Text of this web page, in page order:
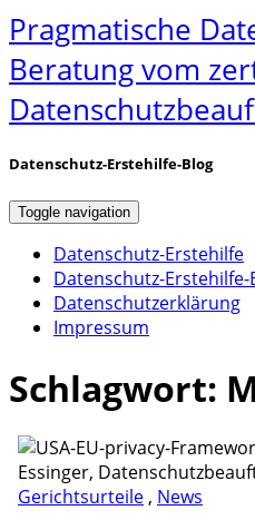
Pragmatische
Beratung vom
Datenschutz-Erstehilfe-Blog
Toggle navigation
Datenschutz-Erstehilfe
Datenschutz-Erstehilfe-
Datenschutzerklärung
Impressum
Schlagwort:
Gerichtsurteile , News